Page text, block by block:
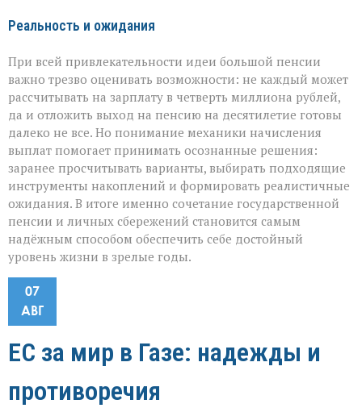
Реальность и ожидания
При всей привлекательности идеи большой пенсии
важно трезво оценивать возможности: не каждый может
рассчитывать на зарплату в четверть миллиона рублей,
да и отложить выход на пенсию на десятилетие готовы
далеко не все. Но понимание механики начисления
выплат помогает принимать осознанные решения:
заранее просчитывать варианты, выбирать подходящие
инструменты накоплений и формировать реалистичные
ожидания. В итоге именно сочетание государственной
пенсии и личных сбережений становится самым
надёжным способом обеспечить себе достойный
уровень жизни в зрелые годы.
07
АВГ
ЕС за мир в Газе: надежды и
противоречия